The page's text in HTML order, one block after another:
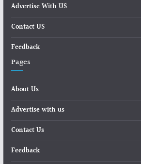
Advertise With US
Contact US
Feedback
Pages
About Us
Advertise with us
Contact Us
Feedback